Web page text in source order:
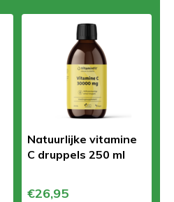
Natuurlijke vitamine
C druppels 250 ml
€26,95